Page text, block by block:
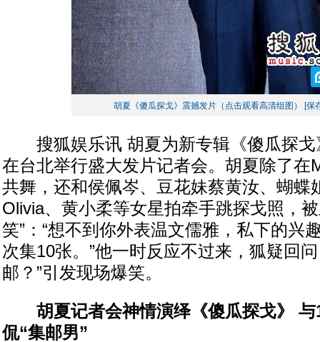
胡夏《傻瓜探戈》震撼发片（点击观看高清组图） [保
搜狐娱乐讯 胡夏为新专辑《傻瓜探戈
在台北举行盛大发片记者会。胡夏除了在
共舞，还和侯佩岑、豆花妹蔡黄汝、蝴蝶
Olivia、黄小柔等女星拍牵手跳探戈照，
笑”：“想不到你外表温文儒雅，私下的兴
次集10张。”他一时反应不过来，狐疑回
邮？”引发现场爆笑。
胡夏记者会神情演绎《傻瓜探戈》
侃“集邮男”